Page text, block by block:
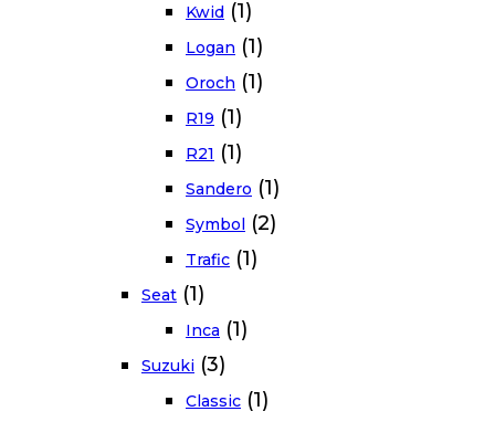
Kwid (1)
Logan (1)
Oroch (1)
R19 (1)
R21 (1)
Sandero (1)
Symbol (2)
Trafic (1)
Seat (1)
Inca (1)
Suzuki (3)
Classic (1)